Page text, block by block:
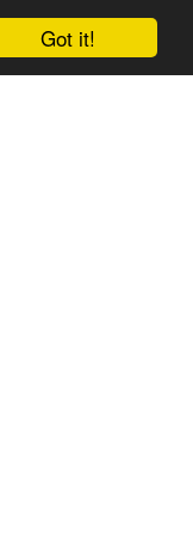
Got it!